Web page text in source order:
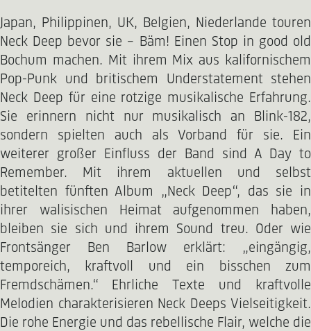
Japan, Philippinen, UK, Belgien, Niederlande touren
Neck Deep bevor sie – Bäm! Einen Stop in good old
Bochum machen. Mit ihrem Mix aus kalifornischem
Pop-Punk und britischem Understatement stehen
Neck Deep für eine rotzige musikalische Erfahrung.
Sie erinnern nicht nur musikalisch an Blink-182,
sondern spielten auch als Vorband für sie. Ein
weiterer großer Einfluss der Band sind A Day to
Remember. Mit ihrem aktuellen und selbst
betitelten fünften Album „Neck Deep“, das sie in
ihrer walisischen Heimat aufgenommen haben,
bleiben sie sich und ihrem Sound treu. Oder wie
Frontsänger Ben Barlow erklärt: „eingängig,
temporeich, kraftvoll und ein bisschen zum
Fremdschämen.“ Ehrliche Texte und kraftvolle
Melodien charakterisieren Neck Deeps Vielseitigkeit.
Die rohe Energie und das rebellische Flair, welche die